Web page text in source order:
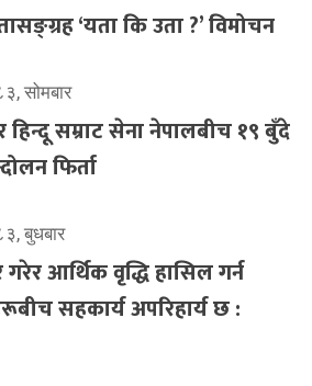
‘यता कि उता ?’ विमोचन
सोमबार
हिन्दू सम्राट सेना नेपालबीच १९ बुँदे
फिर्ता
बुधबार
गरेर आर्थिक वृद्धि हासिल गर्न
सहकार्य अपरिहार्य छ :